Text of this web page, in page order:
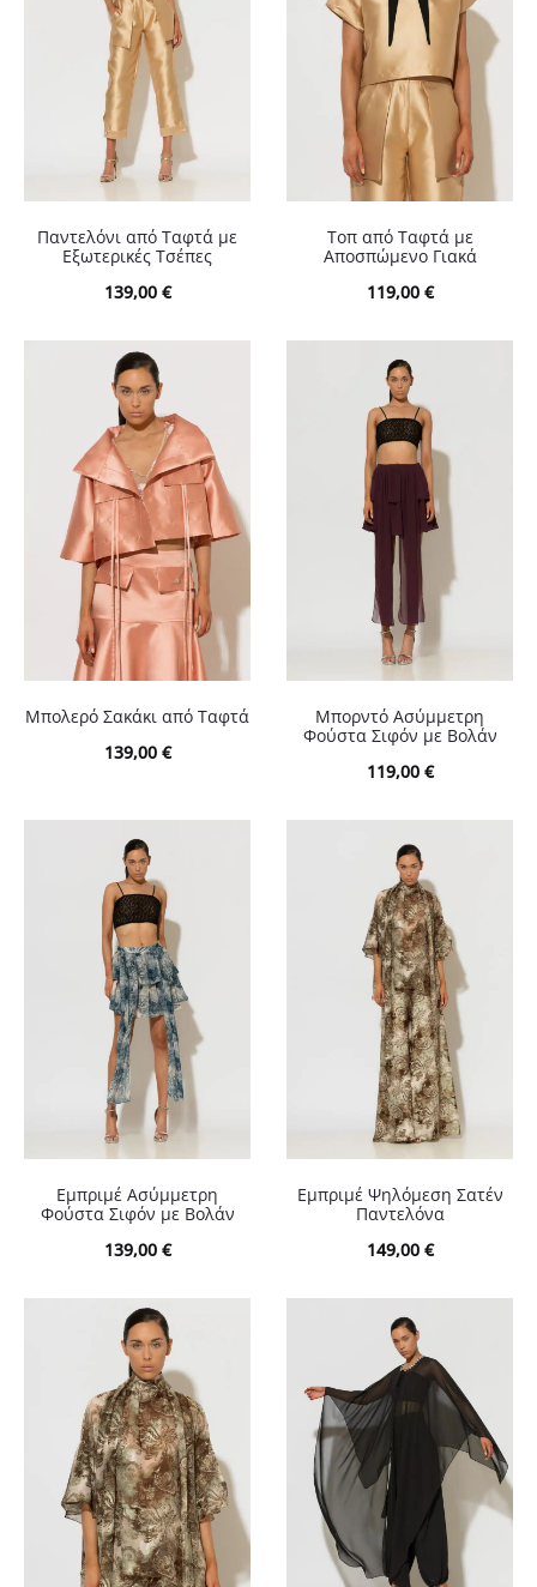
Παντελόνι από Ταφτά με
Εξωτερικές Τσέπες
139,00 €
Τοπ από Ταφτά με
Αποσπώμενο Γιακά
119,00 €
Μπολερό Σακάκι από Ταφτά
139,00 €
Μπορντό Ασύμμετρη
Φούστα Σιφόν με Βολάν
119,00 €
Εμπριμέ Ασύμμετρη
Φούστα Σιφόν με Βολάν
139,00 €
Εμπριμέ Ψηλόμεση Σατέν
Παντελόνα
149,00 €